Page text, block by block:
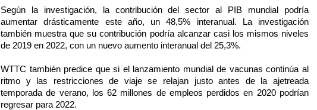
Según la investigación, la contribución del sector al PIB mundial podría
aumentar drásticamente este año, un 48,5% interanual. La investigación
también muestra que su contribución podría alcanzar casi los mismos niveles
de 2019 en 2022, con un nuevo aumento interanual del 25,3%.
WTTC también predice que si el lanzamiento mundial de vacunas continúa al
ritmo y las restricciones de viaje se relajan justo antes de la ajetreada
temporada de verano, los 62 millones de empleos perdidos en 2020 podrían
regresar para 2022.